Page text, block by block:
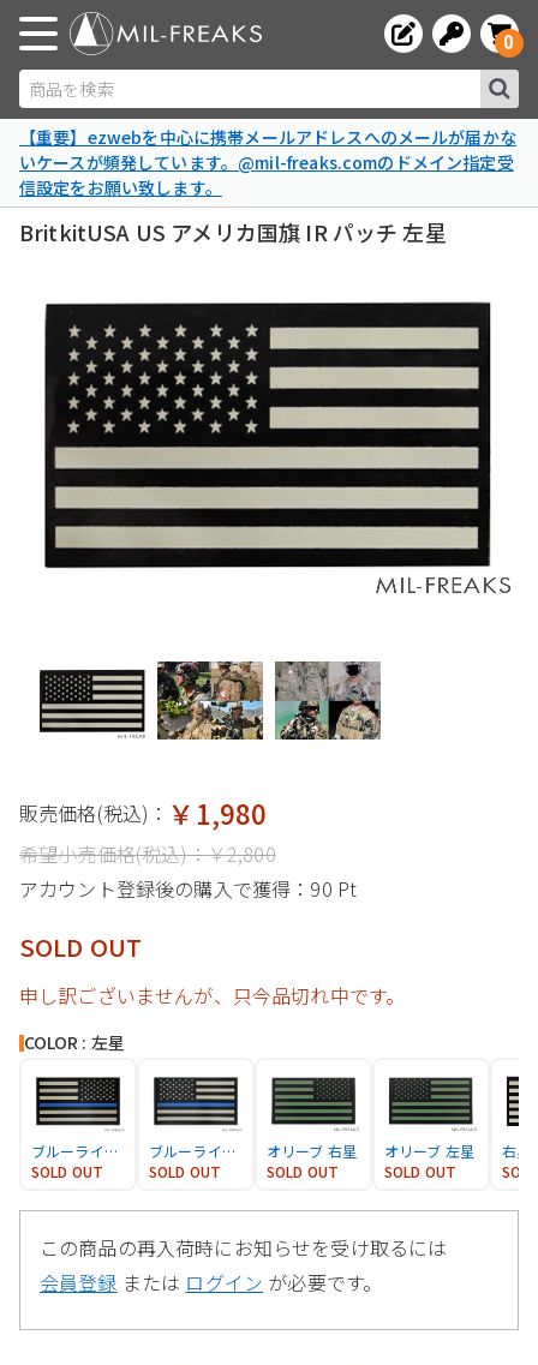
商品を検索
0
【重要】ezwebを中心に携帯メールアドレスへのメールが届かな
いケースが頻発しています。@mil-freaks.comのドメイン指定受
信設定をお願い致します。
BritkitUSA US アメリカ国旗 IR パッチ 左星
販売価格(税込)： ￥1,980
希望小売価格(税込)：￥2,800
アカウント登録後の購入で獲得： 90 Pt
SOLD OUT
申し訳ございませんが、只今品切れ中です。
COLOR : 左星
ブルーライン 右星
SOLD OUT
ブルーライン 左星
SOLD OUT
オリーブ 右星
SOLD OUT
オリーブ 左星
SOLD OUT
右星
この商品の再入荷時にお知らせを受け取るには
会員登録 または ログイン が必要です。